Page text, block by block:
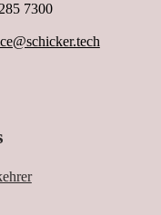
7300